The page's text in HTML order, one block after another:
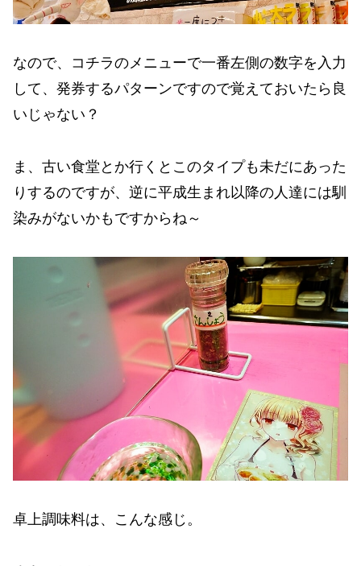
なので、コチラのメニューで一番左側の数字を入力
して、発券するパターンですので覚えておいたら良
いじゃない？
ま、古い食堂とか行くとこのタイプも未だにあった
りするのですが、逆に平成生まれ以降の人達には馴
染みがないかもですからね～
卓上調味料は、こんな感じ。